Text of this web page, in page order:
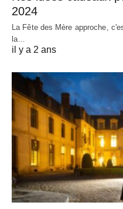
2024
La Fête des Mère approche,
la…
il y a 2 ans